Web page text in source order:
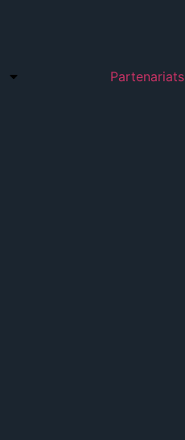
Partenariats